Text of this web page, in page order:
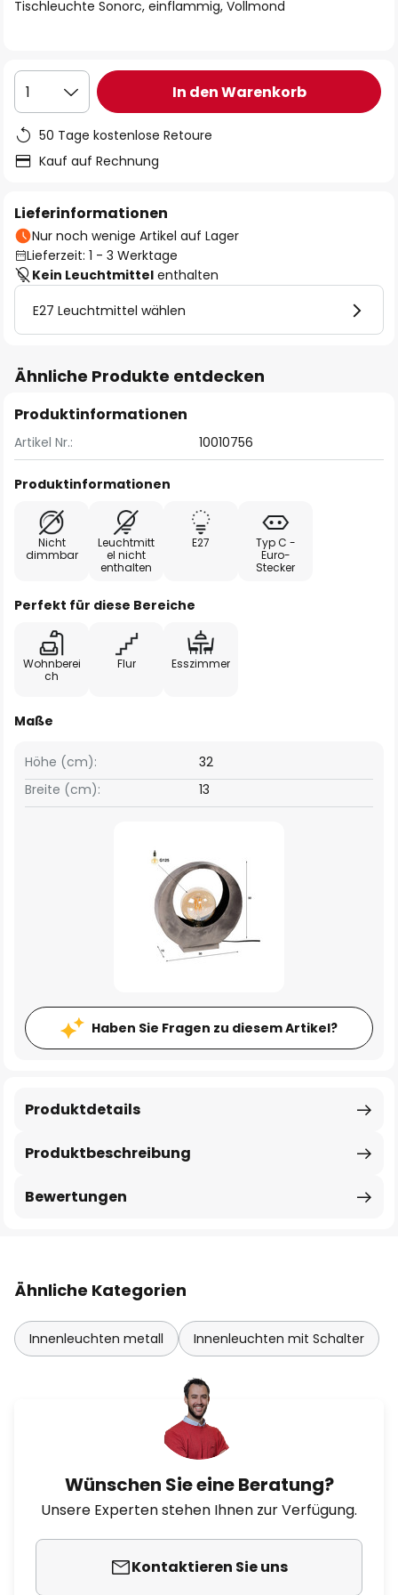
Tischleuchte Sonorc, einflammig, Vollmond
1 In den Warenkorb
50 Tage kostenlose Retoure
Kauf auf Rechnung
Lieferinformationen
Nur noch wenige Artikel auf Lager
Lieferzeit: 1 - 3 Werktage
Kein Leuchtmittel enthalten
E27 Leuchtmittel wählen
Ähnliche Produkte entdecken
Produktinformationen
Artikel Nr.: 10010756
Produktinformationen
Nicht
dimmbar
Leuchtmitt
el nicht
enthalten
E27
Typ C -
Euro-
Stecker
Perfekt für diese Bereiche
Wohnberei
ch
Flur Esszimmer
Maße
Breite (cm): 13
Höhe (cm): 32
Haben Sie Fragen zu diesem Artikel?
Produktbeschreibung
Produktdetails
Bewertungen
Ähnliche Kategorien
Innenleuchten metall Innenleuchten mit Schalter
Wünschen Sie eine Beratung?
Unsere Experten stehen Ihnen zur Verfügung.
Kontaktieren Sie uns